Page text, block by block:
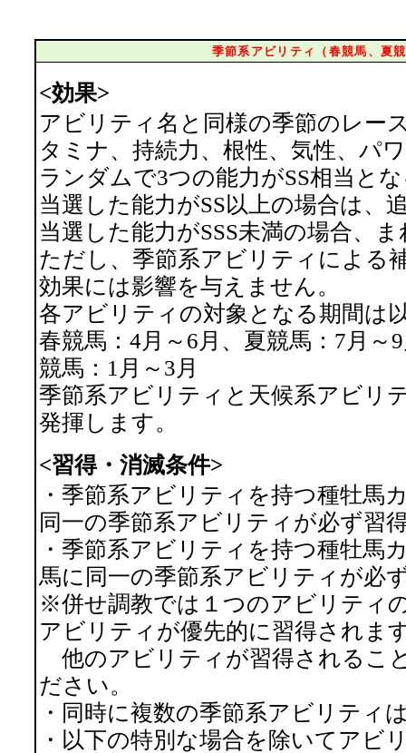
季節系アビリティ（春競馬、夏
<効果>
アビリティ名と同様の季節のレー
タミナ、持続力、根性、気性、パ
ランダムで3つの能力がSS相当と
当選した能力がSS以上の場合は、
当選した能力がSSS未満の場合、
ただし、季節系アビリティによる
効果には影響を与えません。
各アビリティの対象となる期間は
春競馬：4月～6月、夏競馬：7月～
競馬：1月～3月
季節系アビリティと天候系アビリ
発揮します。
<習得・消滅条件>
・季節系アビリティを持つ種牡馬
同一の季節系アビリティが必ず習
・季節系アビリティを持つ種牡馬
馬に同一の季節系アビリティが必
※併せ調教では１つのアビリティ
アビリティが優先的に習得されま
他のアビリティが習得されるこ
ださい。
・同時に複数の季節系アビリティ
・以下の特別な場合を除いてアビ